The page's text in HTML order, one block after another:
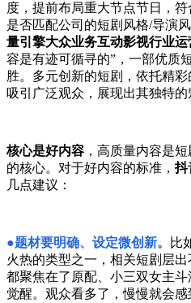
度，提前布局重大节点节日，
是否匹配公司的短剧风格/导演
量引擎大众业务互动影视行业
容是有迹可循寻的”，一部优质
胜。多元创新的短剧，依托精彩
吸引广泛观众，展现出其独特的
核心是好内容 ，高质量内容是
的核心。对于好内容的标准，抖
几点建议：
●题材要明确、设定微创新。
比
火热的类型之一，相关短剧层
都聚焦在了原配、小三双女主
觉醒。观众看多了，慢慢就会